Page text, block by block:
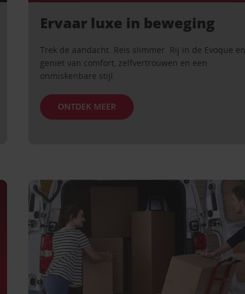
Ervaar luxe in beweging
Trek de aandacht. Reis slimmer. Rij in de Evoque en
geniet van comfort, zelfvertrouwen en een
onmiskenbare stijl.
ONTDEK MEER